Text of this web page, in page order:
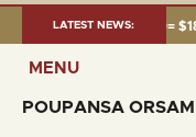
LATEST NEWS:
2026:TOTAL FUND=
MENU
POUPANSA